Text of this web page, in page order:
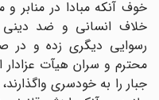
خوف آنکه مبادا در منابر
خلاف انسانی و ضد دینی
رسوایی دیگری زده و در
محترم و سران هیآت عزادار
جبار را به خودسری